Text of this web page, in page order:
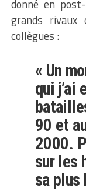
donné en
grands rivaux
collègues :
« Un
qui j’ai
90 et
2000.
sur les
sa plus